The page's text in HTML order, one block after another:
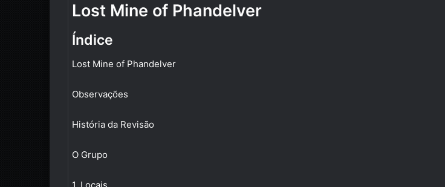
Lost Mine of Phandelver
Índice
Lost Mine of Phandelver
Observações
História da Revisão
O Grupo